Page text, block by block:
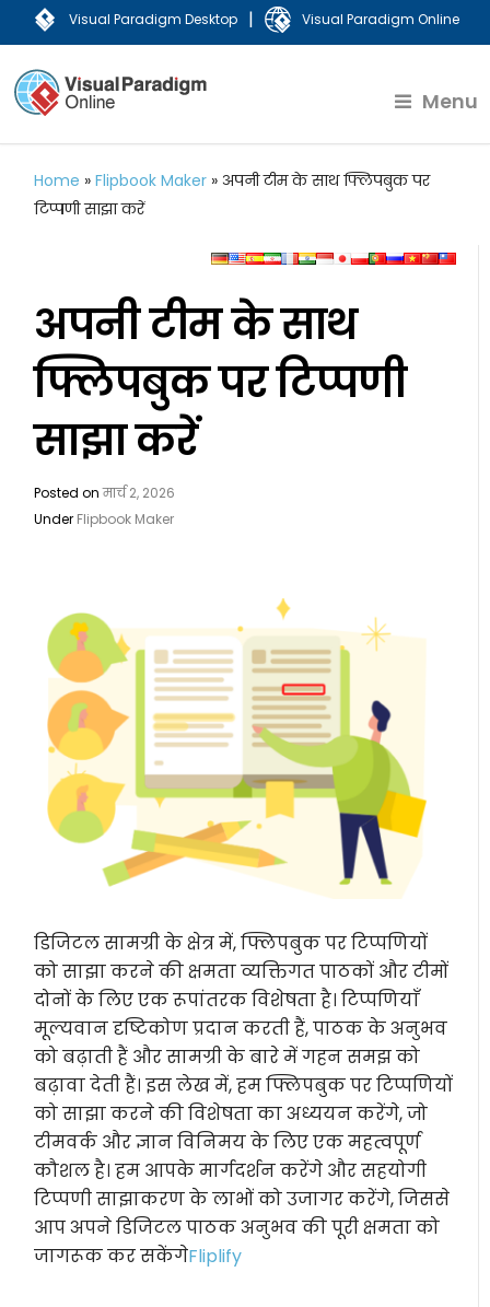
Visual Paradigm Desktop | Visual Paradigm Online
Menu
Home »Flipbook Maker » अपनी टीम के साथ फ्लिपबुक पर
टिप्पणी साझा करें
अपनी टीम के साथ
फ्लिपबुक पर टिप्पणी
साझा करें
Posted onमार्च 2, 2026
Under Flipbook Maker
डिजिटल सामग्री के क्षेत्र में, फ्लिपबुक पर टिप्पणियों
को साझा करने की क्षमता व्यक्तिगत पाठकों और टीमों
दोनों के लिए एक रूपांतरक विशेषता है। टिप्पणियाँ
मूल्यवान दृष्टिकोण प्रदान करती हैं, पाठक के अनुभव
को बढ़ाती हैं और सामग्री के बारे में गहन समझ को
बढ़ावा देती हैं। इस लेख में, हम फ्लिपबुक पर टिप्पणियों
को साझा करने की विशेषता का अध्ययन करेंगे, जो
टीमवर्क और ज्ञान विनिमय के लिए एक महत्वपूर्ण
कौशल है। हम आपके मार्गदर्शन करेंगे और सहयोगी
टिप्पणी साझाकरण के लाभों को उजागर करेंगे, जिससे
आप अपने डिजिटल पाठक अनुभव की पूरी क्षमता को
जागरूक कर सकेंगेFliplify